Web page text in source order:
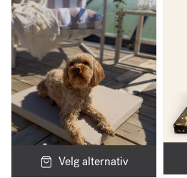
Velg alternativ